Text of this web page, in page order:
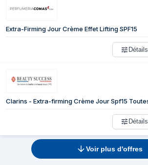
Extra-Firming Jour Crème Effet Lifting SPF15
Détails
Détails
Voir plus d'offres